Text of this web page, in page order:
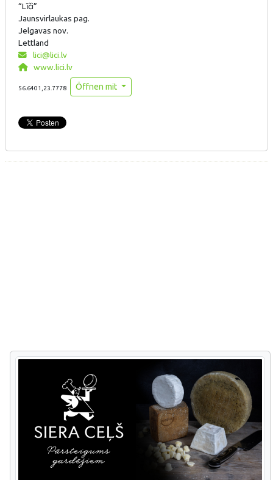
“Līči”
Jaunsvirlaukas pag.
Jelgavas nov.
Lettland
lici@lici.lv
www.lici.lv
56.6401,23.7778 Öffnen mit